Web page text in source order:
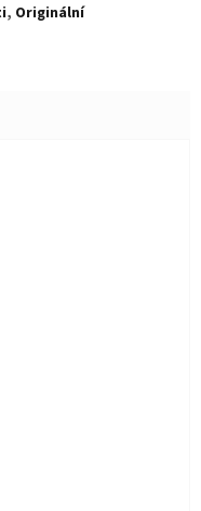
, Originální
hvězdiček.
hvězdiček.
hvězdiček.